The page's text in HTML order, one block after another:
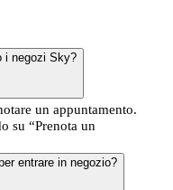
i negozi Sky?
un appuntamento.
su “Prenota un
entrare in negozio?